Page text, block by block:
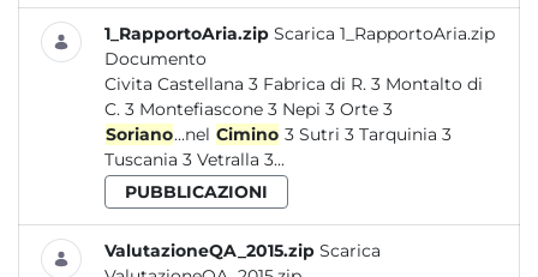
1_RapportoAria.zip Scarica 1_RapportoAria.zip
Documento
Civita Castellana 3 Fabrica di R. 3 Montalto di
C. 3 Montefiascone 3 Nepi 3 Orte 3
Soriano...nel Cimino 3 Sutri 3 Tarquinia 3
Tuscania 3 Vetralla 3...
PUBBLICAZIONI
ValutazioneQA_2015.zip Scarica